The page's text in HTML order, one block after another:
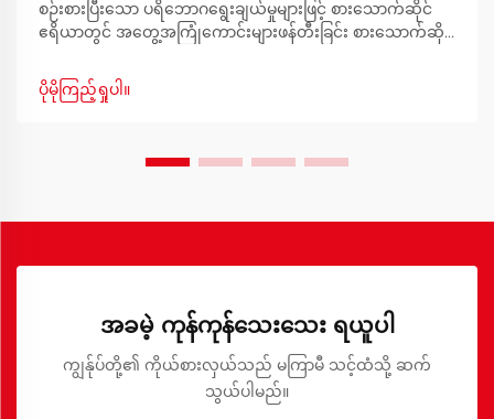
စဉ်းစားပြီးသော ပရိဘောဂရွေးချယ်မှုများဖြင့် စားသောက်ဆိုင်
ဧရိယာတွင် အတွေ့အကြုံကောင်းများဖန်တီးခြင်း စားသောက်ဆိုင်
ရာနေရာ၊ စကားပြောဆိုမှုများကို ပျံ့နှံ့စေသည့်နေရာနှင့်
အစားအစာကောင်းများနှင့် အပ်စားသောက်ဆိုင်ဧရိယာတွင်
ပိုမိုကြည့်ရှုပါ။
အခမဲ့ ကုန်ကုန်သေးသေး ရယူပါ
ကျွန်ုပ်တို့၏ ကိုယ်စားလှယ်သည် မကြာမီ သင့်ထံသို့ ဆက်
သွယ်ပါမည်။